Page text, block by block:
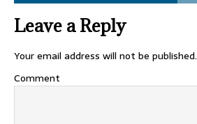
Leave a Reply
Your email address will not be published.
Comment